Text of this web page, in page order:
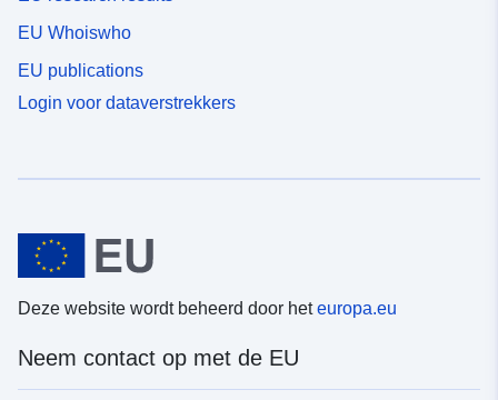
EU Whoiswho
EU publications
Login voor dataverstrekkers
Deze website wordt beheerd door heteuropa.eu
Neem contact op met de EU